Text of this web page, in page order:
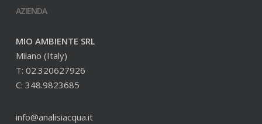
AZIENDA
MIO AMBIENTE SRL
Milano (Italy)
T: 02.320627926
C: 348.9823685
info@analisiacqua.it